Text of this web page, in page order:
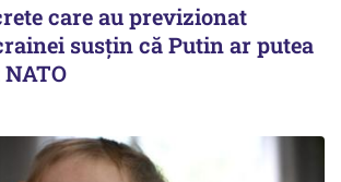
care au previzionat
susțin că Putin ar putea